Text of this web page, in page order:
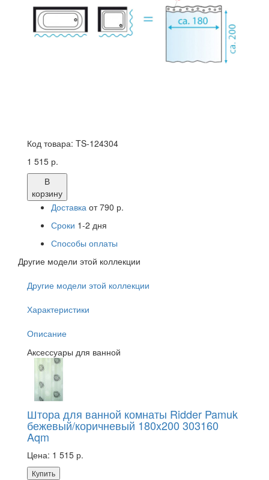
Код товара: TS-124304
1 515 р.
В
корзину
Доставка от 790 р.
Сроки 1-2 дня
Способы оплаты
Другие модели этой коллекции
Другие модели этой коллекции
Характеристики
Описание
Аксессуары для ванной
Штора для ванной комнаты Ridder Pamuk
бежевый/коричневый 180x200 303160
Aqm
Цена: 1 515 р.
Купить